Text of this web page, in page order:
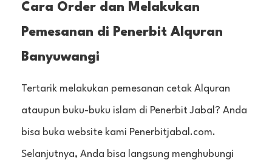
Cara Order dan Melakukan
Pemesanan di Penerbit Alquran
Banyuwangi
Tertarik melakukan pemesanan cetak Alquran
ataupun buku-buku islam di Penerbit Jabal? Anda
bisa buka website kami Penerbitjabal.com.
Selanjutnya, Anda bisa langsung menghubungi